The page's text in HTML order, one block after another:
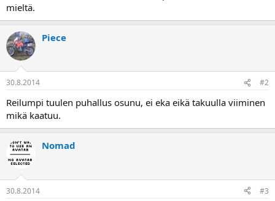
mieltä.
Piece
30.8.2014 #2
Reilumpi tuulen puhallus osunu, ei eka eikä takuulla viiminen
mikä kaatuu.
Nomad
30.8.2014 #3